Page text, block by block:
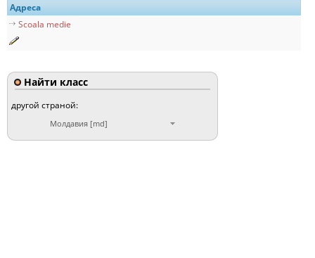
Адреса
Scoala medie
Найти класс
другой страной:
Молдавия [md]